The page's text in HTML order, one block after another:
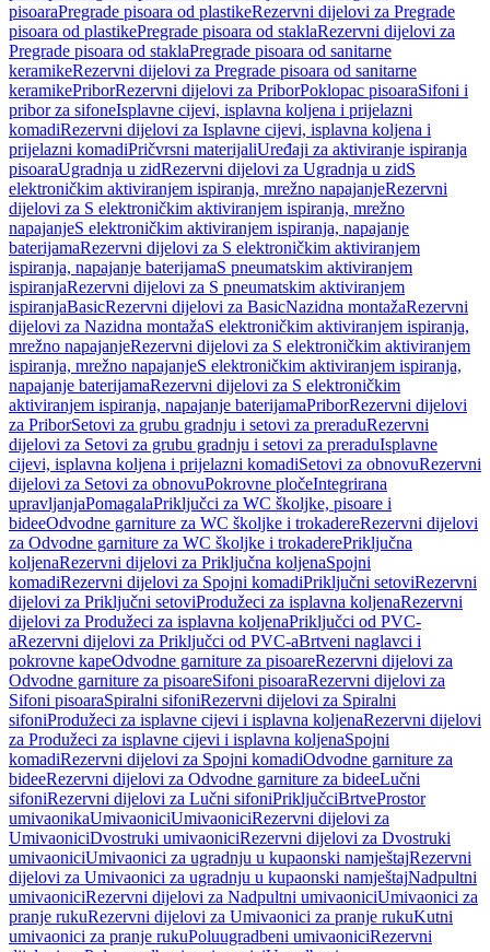
pisoaraPregrade pisoara od plastikeRezervni dijelovi za Pregrade
pisoara od plastikePregrade pisoara od staklaRezervni dijelovi za
Pregrade pisoara od staklaPregrade pisoara od sanitarne
keramikeRezervni dijelovi za Pregrade pisoara od sanitarne
keramikePriborRezervni dijelovi za PriborPoklopac pisoaraSifoni i
pribor za sifoneIsplavne cijevi, isplavna koljena i prijelazni
komadiRezervni dijelovi za Isplavne cijevi, isplavna koljena i
prijelazni komadiPričvrsni materijaliUređaji za aktiviranje ispiranja
pisoaraUgradnja u zidRezervni dijelovi za Ugradnja u zidS
elektroničkim aktiviranjem ispiranja, mrežno napajanjeRezervni
dijelovi za S elektroničkim aktiviranjem ispiranja, mrežno
napajanjeS elektroničkim aktiviranjem ispiranja, napajanje
baterijamaRezervni dijelovi za S elektroničkim aktiviranjem
ispiranja, napajanje baterijamaS pneumatskim aktiviranjem
ispiranjaRezervni dijelovi za S pneumatskim aktiviranjem
ispiranjaBasicRezervni dijelovi za BasicNazidna montažaRezervni
dijelovi za Nazidna montažaS elektroničkim aktiviranjem ispiranja,
mrežno napajanjeRezervni dijelovi za S elektroničkim aktiviranjem
ispiranja, mrežno napajanjeS elektroničkim aktiviranjem ispiranja,
napajanje baterijamaRezervni dijelovi za S elektroničkim
aktiviranjem ispiranja, napajanje baterijamaPriborRezervni dijelovi
za PriborSetovi za grubu gradnju i setovi za preraduRezervni
dijelovi za Setovi za grubu gradnju i setovi za preraduIsplavne
cijevi, isplavna koljena i prijelazni komadiSetovi za obnovuRezervni
dijelovi za Setovi za obnovuPokrovne pločeIntegrirana
upravljanjaPomagalaPriključci za WC školjke, pisoare i
bideeOdvodne garniture za WC školjke i trokadereRezervni dijelovi
za Odvodne garniture za WC školjke i trokaderePriključna
koljenaRezervni dijelovi za Priključna koljenaSpojni
komadiRezervni dijelovi za Spojni komadiPriključni setoviRezervni
dijelovi za Priključni setoviProdužeci za isplavna koljenaRezervni
dijelovi za Produžeci za isplavna koljenaPriključci od PVC-
aRezervni dijelovi za Priključci od PVC-aBrtveni naglavci i
pokrovne kapeOdvodne garniture za pisoareRezervni dijelovi za
Odvodne garniture za pisoareSifoni pisoaraRezervni dijelovi za
Sifoni pisoaraSpiralni sifoniRezervni dijelovi za Spiralni
sifoniProdužeci za isplavne cijevi i isplavna koljenaRezervni dijelovi
za Produžeci za isplavne cijevi i isplavna koljenaSpojni
komadiRezervni dijelovi za Spojni komadiOdvodne garniture za
bideeRezervni dijelovi za Odvodne garniture za bideeLučni
sifoniRezervni dijelovi za Lučni sifoniPriključciBrtveProstor
umivaonikaUmivaoniciUmivaoniciRezervni dijelovi za
UmivaoniciDvostruki umivaoniciRezervni dijelovi za Dvostruki
umivaoniciUmivaonici za ugradnju u kupaonski namještajRezervni
dijelovi za Umivaonici za ugradnju u kupaonski namještajNadpultni
umivaoniciRezervni dijelovi za Nadpultni umivaoniciUmivaonici za
pranje rukuRezervni dijelovi za Umivaonici za pranje rukuKutni
umivaonici za pranje rukuPoluugradbeni umivaoniciRezervni